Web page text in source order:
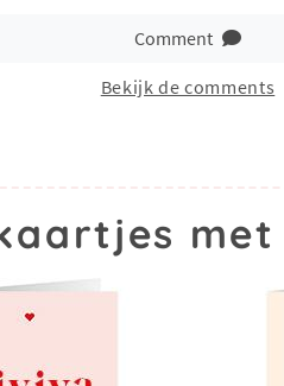
Comment
Bekijk de comments